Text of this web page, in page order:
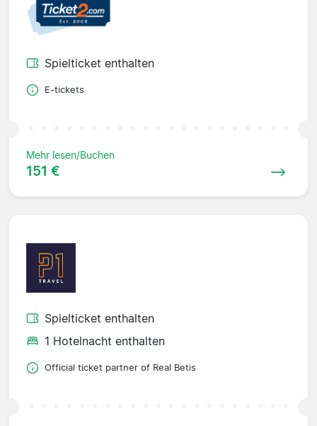
Spielticket enthalten
E-tickets
Mehr lesen/Buchen
151 €
Spielticket enthalten
1 Hotelnacht enthalten
Official ticket partner of Real Betis